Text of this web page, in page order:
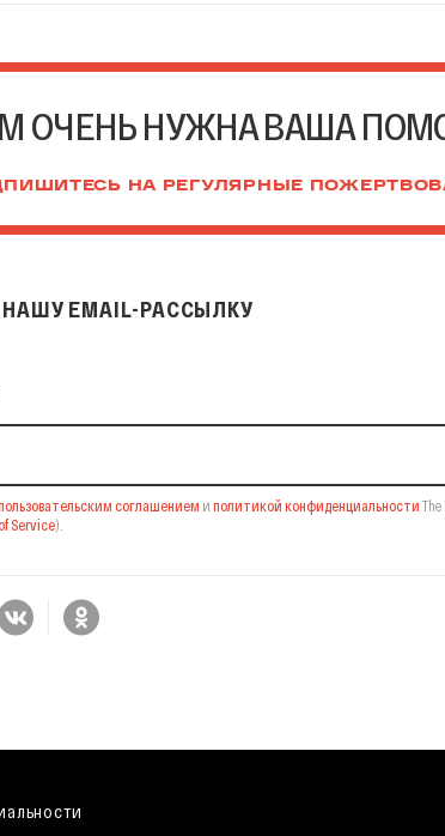
ОЧЕНЬ НУЖНА ВАША
НА РЕГУЛЯРНЫЕ
EMAIL-РАССЫЛКУ
рассылку
соглашением и политикой конфиденциальности The
Service).